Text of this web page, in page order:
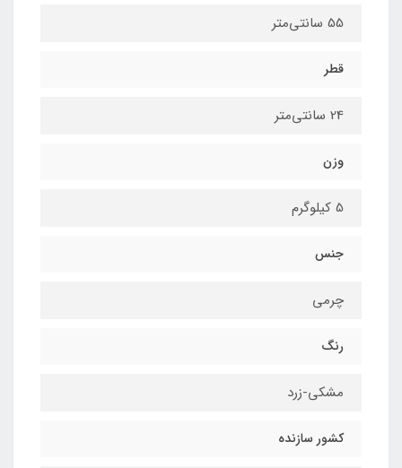
55 سانتی‌متر
قطر
24 سانتی‌متر
وزن
5 کیلوگرم
جنس
چرمی
رنگ
مشکی-زرد
کشور سازنده